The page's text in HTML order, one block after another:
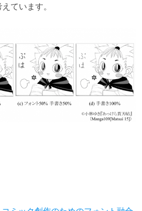
ています。